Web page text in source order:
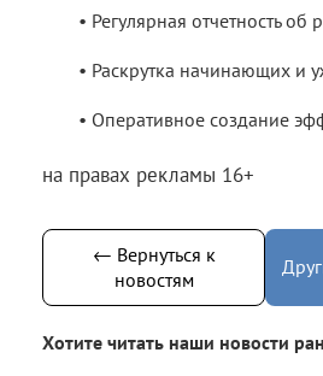
• Регулярная отчетность
• Раскрутка начинающих и
• Оперативное создание
на правах рекламы 16+
← Вернуться к
новостям
Хотите читать наши новости